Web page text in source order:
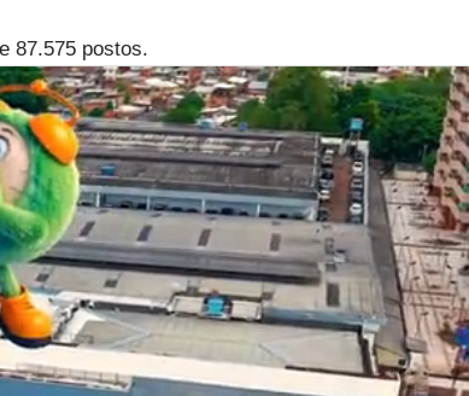
87.575 postos.